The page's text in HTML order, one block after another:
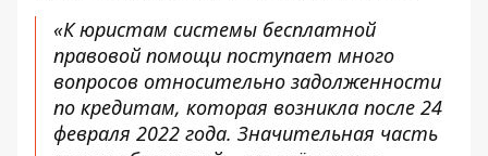
«К юристам системы бесплатной
правовой помощи поступает много
вопросов относительно задолженности
по кредитам, которая возникла после 24
февраля 2022 года. Значительная часть